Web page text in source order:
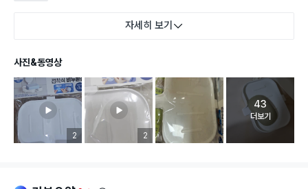
자세히 보기
사진&동영상
리뷰 이미지 등록 개수
2 리뷰 이미지 등록 개수
2
고객 리뷰
43
더보기